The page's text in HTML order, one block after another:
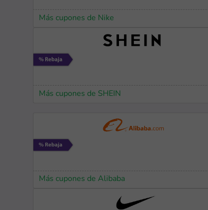
Más cupones de Nike
Más cupones de SHEIN
Más cupones de Alibaba